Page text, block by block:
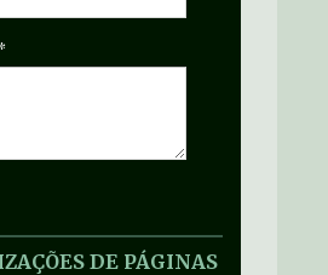
*
DE PÁGINAS